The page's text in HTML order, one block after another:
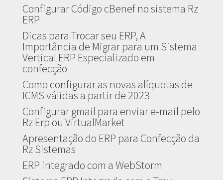
Configurar Código cBenef no sistema Rz
ERP
Dicas para Trocar seu ERP, A
Importância de Migrar para um Sistema
Vertical ERP Especializado em
confecção
Como configurar as novas alíquotas de
ICMS válidas a partir de 2023
Configurar gmail para enviar e-mail pelo
Rz Erp ou VirtualMarket
Apresentação do ERP para Confecção da
Rz Sistemas
ERP integrado com a WebStorm